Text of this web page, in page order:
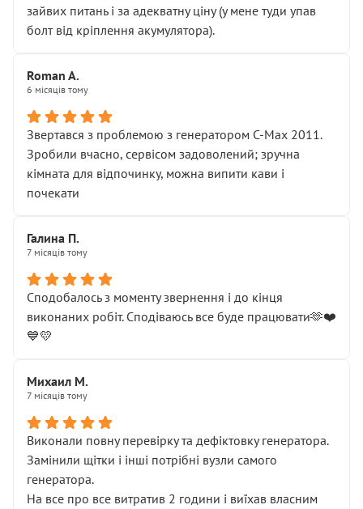
зайвих питань і за адекватну ціну (у мене туди упав
болт від кріплення акумулятора).
Roman A.
6 місяців тому
Звертався з проблемою з генератором C-Max 2011.
Зробили вчасно, сервісом задоволений; зручна
кімната для відпочинку, можна випити кави і
почекати
Галина П.
7 місяців тому
Сподобалось з моменту звернення і до кінця
виконаних робіт. Сподіваюсь все буде працювати🫶❤️
💙💛
Михаил М.
7 місяців тому
Виконали повну перевірку та дефіктовку генератора.
Замінили щітки і інші потрібні вузли самого
генератора.
На все про все витратив 2 години і виїхав власним